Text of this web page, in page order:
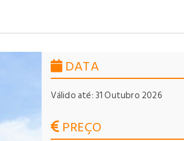
DATA
Válido até: 31 Outubro 2026
PREÇO